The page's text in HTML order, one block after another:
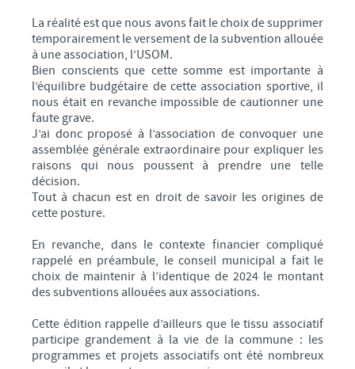
Approbation du Plan Local d'Urbanisme
BÂTIMENTS COMMUNAUX
POLICE MUNICIPALE
C.C.A.S.
Centre Communal d'Actions Sociales
Conseil d'Administration
Relais Assistantes Maternelles
Sejours seniors
Semaine Bleue du 5 au 10 octobre 2021
Festivités de Noël Seniors 2022
CIMETIÈRE DE MEURCHIN
GALERIE PHOTOS
La réalité est que nous avons fait le choix de supprimer
temporairement le versement de la subvention allouée
à une association, l’USOM.
Bien conscients que cette somme est importante à
l’équilibre budgétaire de cette association sportive, il
nous était en revanche impossible de cautionner une
faute grave.
J’ai donc proposé à l’association de convoquer une
assemblée générale extraordinaire pour expliquer les
raisons qui nous poussent à prendre une telle
décision.
Tout à chacun est en droit de savoir les origines de
cette posture.
En revanche, dans le contexte financier compliqué
rappelé en préambule, le conseil municipal a fait le
choix de maintenir à l’identique de 2024 le montant
des subventions allouées aux associations.
Cette édition rappelle d’ailleurs que le tissu associatif
participe grandement à la vie de la commune : les
programmes et projets associatifs ont été nombreux